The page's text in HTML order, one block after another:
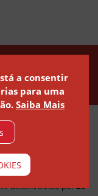
BETÃO
/ Desenvolvido porS4
a consentir
para uma
Saiba Mais